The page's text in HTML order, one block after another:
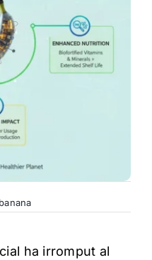
ha irromput al